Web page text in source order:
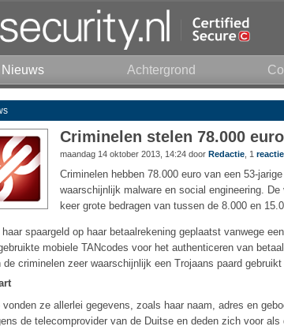
Nieuws Achtergrond
Criminelen stelen 78.000
maandag 14 oktober 2013, 14:24 door Redactie , 1
Criminelen hebben 78.000 euro van een 53-
waarschijnlijk malware en social engineering.
keer grote bedragen van tussen de 8.000 en
spaargeld op haar betaalrekening geplaatst vanwege
mobiele TANcodes voor het authenticeren van
de criminelen zeer waarschijnlijk een Trojaans paard
vonden ze allerlei gegevens, zoals haar naam, adres en
de telecomprovider van de Duitse en deden zich voor